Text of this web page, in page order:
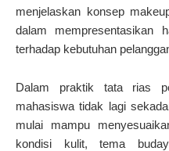
menjelaskan konsep
dalam mempresentasikan
terhadap kebutuhan
Dalam praktik tata rias
mahasiswa tidak lagi
mulai mampu
kondisi kulit, tema